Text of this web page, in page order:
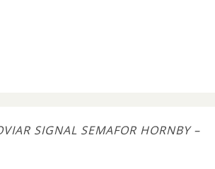
SIGNAL SEMAFOR HORNBY –